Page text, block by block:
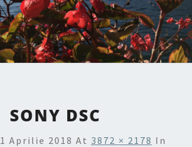
SONY DSC
1 Aprilie 2018 At 3872 × 2178 In